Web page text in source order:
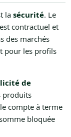
la sécurité. Le
contractuel et
des marchés
pour les profils
de
produits
compte à terme
bloquée